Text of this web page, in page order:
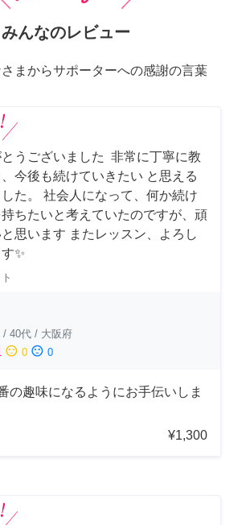
みんなのレビュー
まからサポーターへの感謝の言葉
うございました 非常に丁寧に教
今後も続けていきたい と思える
た。 社会人になって、何か続け
ちたいと考えていたのですが、頑
思います またレッスン、よろし
✨
/ 40代 / 大阪府
sentiment_neutral 0 sentiment_dissatisfied 0
の趣味になるようにお手伝いしま
¥1,300